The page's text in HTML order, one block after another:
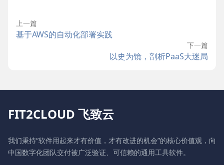
上一篇
基于AWS的自动化部署实践
下一篇
以史为镜，剖析PaaS大迷局
FIT2CLOUD 飞致云
我们秉持“软件用起来才有价值，才有改进的机会”的核心价值观，向
中国数字化团队交付被广泛验证、可信赖的通用工具软件。